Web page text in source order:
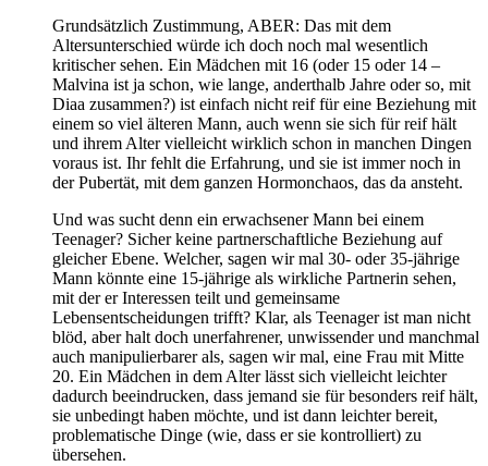
Grundsätzlich Zustimmung, ABER: Das mit dem
Altersunterschied würde ich doch noch mal wesentlich
kritischer sehen. Ein Mädchen mit 16 (oder 15 oder 14 –
Malvina ist ja schon, wie lange, anderthalb Jahre oder so, mit
Diaa zusammen?) ist einfach nicht reif für eine Beziehung mit
einem so viel älteren Mann, auch wenn sie sich für reif hält
und ihrem Alter vielleicht wirklich schon in manchen Dingen
voraus ist. Ihr fehlt die Erfahrung, und sie ist immer noch in
der Pubertät, mit dem ganzen Hormonchaos, das da ansteht.
Und was sucht denn ein erwachsener Mann bei einem
Teenager? Sicher keine partnerschaftliche Beziehung auf
gleicher Ebene. Welcher, sagen wir mal 30- oder 35-jährige
Mann könnte eine 15-jährige als wirkliche Partnerin sehen,
mit der er Interessen teilt und gemeinsame
Lebensentscheidungen trifft? Klar, als Teenager ist man nicht
blöd, aber halt doch unerfahrener, unwissender und manchmal
auch manipulierbarer als, sagen wir mal, eine Frau mit Mitte
20. Ein Mädchen in dem Alter lässt sich vielleicht leichter
dadurch beeindrucken, dass jemand sie für besonders reif hält,
sie unbedingt haben möchte, und ist dann leichter bereit,
problematische Dinge (wie, dass er sie kontrolliert) zu
übersehen.